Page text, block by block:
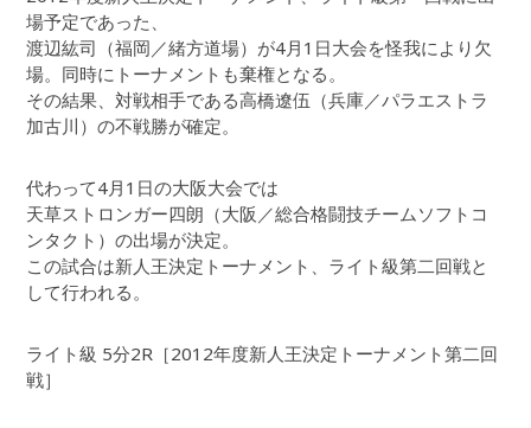
場予定であった、
渡辺紘司（福岡／緒方道場）が4月1日大会を怪我により欠
場。同時にトーナメントも棄権となる。
その結果、対戦相手である高橋遼伍（兵庫／パラエストラ
加古川）の不戦勝が確定。
代わって4月1日の大阪大会では
天草ストロンガー四朗（大阪／総合格闘技チームソフトコ
ンタクト）の出場が決定。
この試合は新人王決定トーナメント、ライト級第二回戦と
して行われる。
ライト級 5分2R［2012年度新人王決定トーナメント第二回
戦］